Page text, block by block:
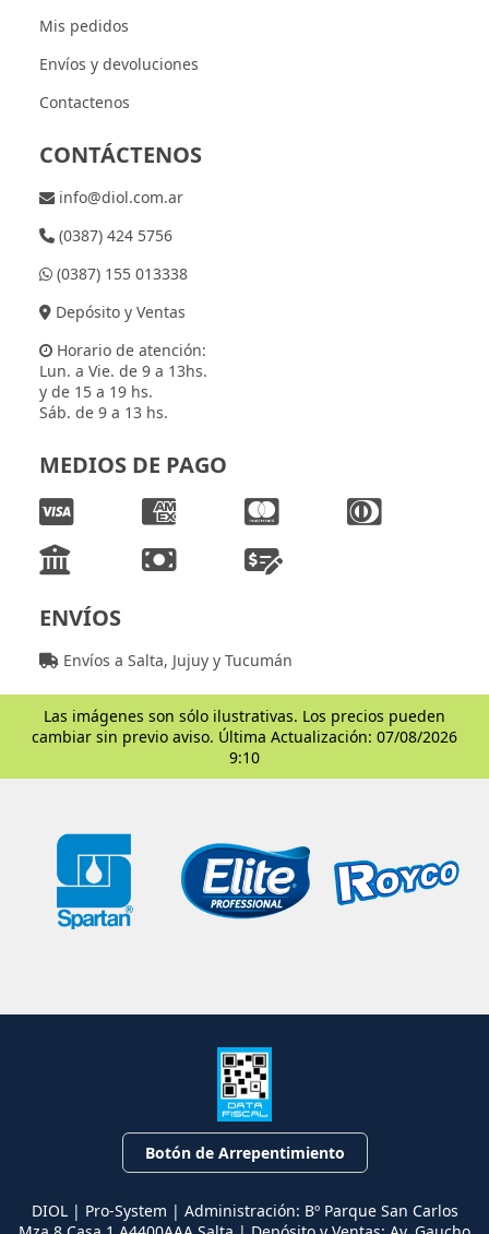
Mis pedidos
Envíos y devoluciones
Contactenos
CONTÁCTENOS
info@diol.com.ar
(0387) 424 5756
(0387) 155 013338
Depósito y Ventas
Horario de atención:
Lun. a Vie. de 9 a 13hs.
y de 15 a 19 hs.
Sáb. de 9 a 13 hs.
MEDIOS DE PAGO
ENVÍOS
Envíos a Salta, Jujuy y Tucumán
Las imágenes son sólo ilustrativas. Los precios pueden
cambiar sin previo aviso. Última Actualización: 07/08/2026
9:10
Botón de Arrepentimiento
DIOL | Pro-System | Administración: Bº Parque San Carlos